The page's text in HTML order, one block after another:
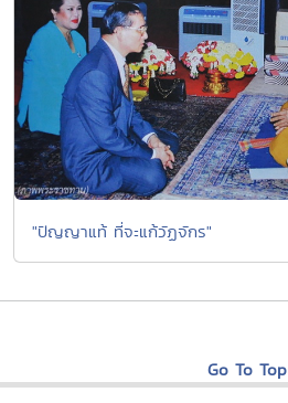
"ปัญญาแท้ ที่จะแก้วัฏจักร"
Go To Top